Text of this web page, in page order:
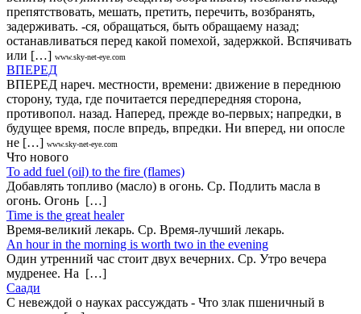
препятствовать, мешать, претить, перечить, возбранять,
задерживать. -ся, обращаться, быть обращаему назад;
останавливаться перед какой помехой, задержкой. Вспячивать
или […] www.sky-net-eye.com
ВПЕРЕД
ВПЕРЕД нареч. местности, времени: движение в переднюю
сторону, туда, где почитается передпередняя сторона,
противопол. назад. Наперед, прежде во-первых; напредки, в
будущее время, после впредь, впредки. Ни вперед, ни опосле
не […] www.sky-net-eye.com
Что нового
То add fuel (oil) to the fire (flames)
Добавлять топливо (масло) в огонь. Ср. Подлить масла в
огонь. Огонь […]
Time is the great healer
Время-великий лекарь. Ср. Время-лучший лекарь.
An hour in the morning is worth two in the evening
Один утренний час стоит двух вечерних. Ср. Утро вечера
мудренее. На […]
Саади
С невеждой о науках рассуждать - Что злак пшеничный в